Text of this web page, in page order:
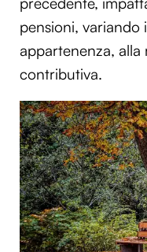
pensioni, variando
appartenenza, alla
contributiva.